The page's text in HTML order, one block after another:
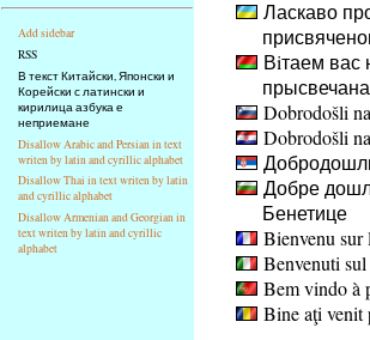
strana
Add sidebar
RSS
В текст Китайски, Японски и
Корейски с латински и
кирилица азбука е
неприемане
Disallow Arabic and Persian in text
writen by latin and cyrillic alphabet
Disallow Thai in text writen by latin
and cyrillic alphabet
Disallow Armenian and Georgian in
text writen by latin and cyrillic
alphabet
Ласкаво
Вiтаем вас
Dobrodošli
Dobrodošli
Добре
Бенетице
Bienvenu sur
Benvenuti
Bem vindo à
Bine aţi venit